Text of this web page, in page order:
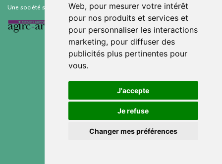
Web, pour mesurer votre intérêt
pour nos produits et services et
pour personnaliser les interactions
marketing, pour diffuser des
publicités plus pertinentes pour
vous.
J'accepte
Je refuse
Changer mes préférences
Une société soutenue par :
Conditions générales d’utilisation
Mentions légales
Gestion des cookies